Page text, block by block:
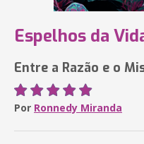
Espelhos da
Entre a Razão e o
Por Ronnedy Miranda